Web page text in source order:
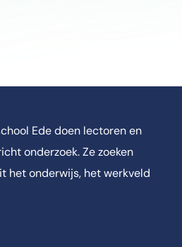
Ede doen lectoren en
onderzoek. Ze zoeken
het onderwijs, het werkveld